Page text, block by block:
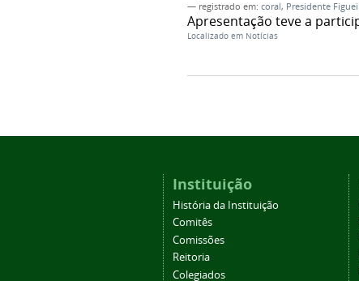
— registrado em: coral, Presidente
Apresentação teve a
Localizado em Notícias
Instituição
História da Instituição
Comitês
Comissões
Reitoria
Colegiados